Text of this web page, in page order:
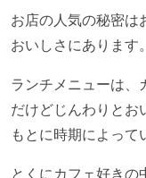
お店の人気の秘密は
おいしさにあります。
ランチメニューは、
だけどじんわりとお
もとに時期によって
とくにカフェ好きの